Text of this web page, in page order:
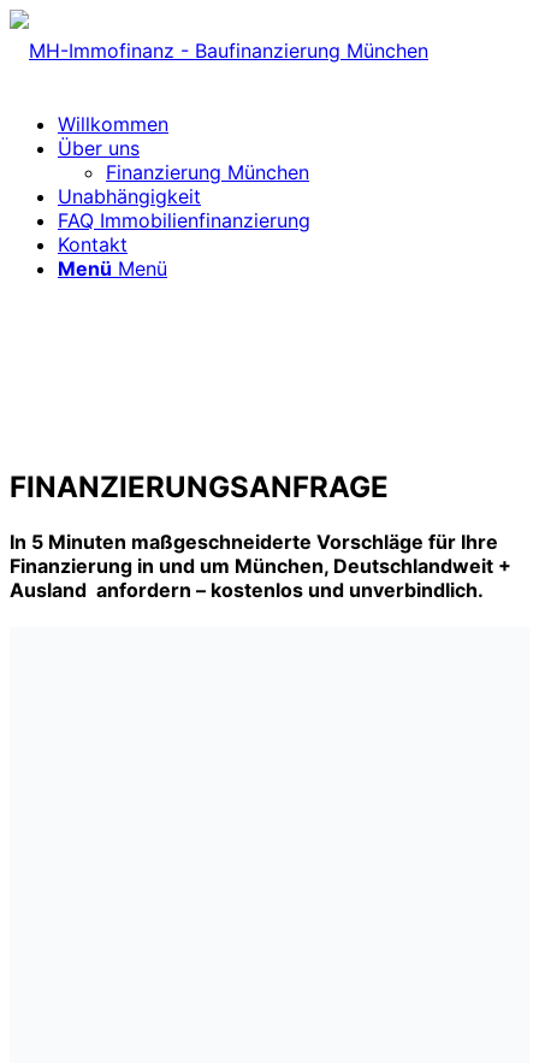
Willkommen
Über uns
Finanzierung München
Unabhängigkeit
FAQ Immobilienfinanzierung
Kontakt
Menü Menü
FINANZIERUNGSANFRAGE
In 5 Minuten maßgeschneiderte Vorschläge für Ihre
Finanzierung in und um München, Deutschlandweit +
Ausland anfordern – kostenlos und unverbindlich.